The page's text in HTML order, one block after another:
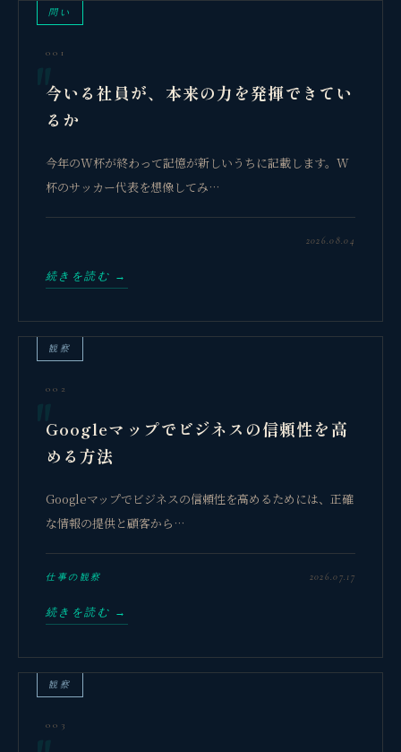
問い
001
今いる社員が、本来の力を発揮できてい
るか
今年のW杯が終わって記憶が新しいうちに記載します。W
杯のサッカー代表を想像してみ…
2026.08.04
続きを読む →
観察
002
Googleマップでビジネスの信頼性を高
める方法
Googleマップでビジネスの信頼性を高めるためには、正確
な情報の提供と顧客から…
仕事の観察 2026.07.17
続きを読む →
観察
003